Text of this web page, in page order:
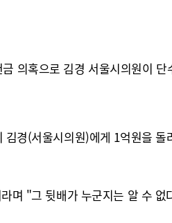
의혹으로 김경 서울시의원이
경(서울시의원)에게 1억원을
"그 뒷배가 누군지는 알 수